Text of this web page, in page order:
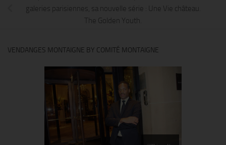
galeries parisiennes, sa nouvelle série : Une Vie château.
The Golden Youth.
VENDANGES MONTAIGNE BY COMITÉ MONTAIGNE